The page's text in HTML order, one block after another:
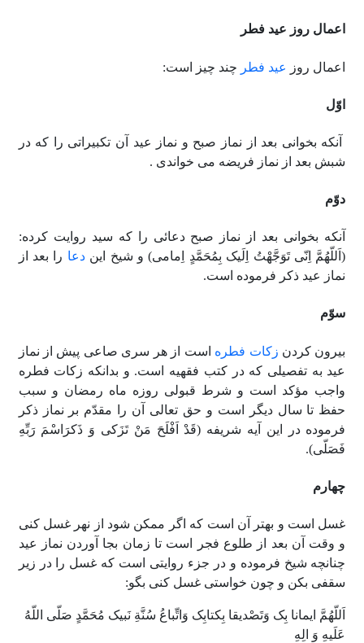
اعمال روز عید فطر
اعمال روز عید فطر چند چیز است:
اوّل
آنکه بخوانى بعد از نماز صبح و نماز عید آن تکبیراتى را که در
شبش بعد از نماز فریضه مى خواندى .
دوّم
آنکه بخوانى بعد از نماز صبح دعائى را که سید روایت کرده:
(اَللّهُمَّ اِنّى تَوَجَّهْتُ اِلَیک بِمُحَمَّدٍ اِمامى) و شیخ ایندعا را بعد از
نماز عید ذکر فرموده است.
سوّم
بیرون کردن زکات فطره است از هر سرى صاعى پیش از نماز
عید به تفصیلى که در کتب فقهیه است. و بدانکه زکات فطره
واجب مؤکد است و شرط قبولى روزه ماه رمضان و سبب
حفظ تا سال دیگر است و حق تعالى آن را مقدّم بر نماز ذکر
فرموده در این آیه شریفه (قَدْ اَفْلَحَ مَنْ تَزَکى وَ ذَکرَاسْمَ رَبِّهِ
فَصَلّى).
چهارم
غسل است و بهتر آن است که اگر ممکن شود از نهر غسل کنى
و وقت آن بعد از طلوع فجر است تا زمان بجا آوردن نماز عید
چنانچه شیخ فرموده و در جزء روایتى است که غسل را در زیر
سقفى بکن و چون خواستى غسل کنى بگو:
اَللّهُمَّ ایمانا بِک وَتَصْدیقا بِکتابِک وَاتِّباعُ سُنَّةِ نَبیک مُحَمَّدٍ صَلّى اللّهُ
عَلَیهِ وَ الِهِ